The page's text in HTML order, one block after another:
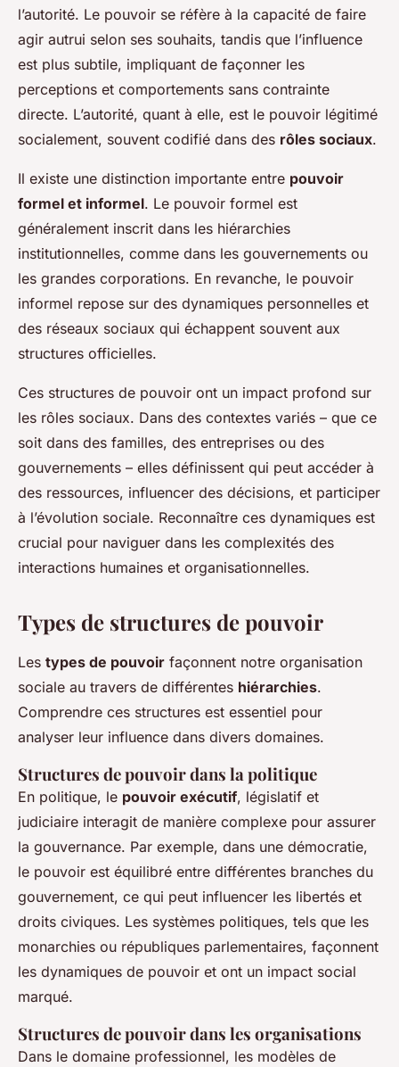
l’autorité. Le pouvoir se réfère à la capacité de faire
agir autrui selon ses souhaits, tandis que l’influence
est plus subtile, impliquant de façonner les
perceptions et comportements sans contrainte
directe. L’autorité, quant à elle, est le pouvoir légitimé
socialement, souvent codifié dans des rôles sociaux.
Il existe une distinction importante entre pouvoir
formel et informel. Le pouvoir formel est
généralement inscrit dans les hiérarchies
institutionnelles, comme dans les gouvernements ou
les grandes corporations. En revanche, le pouvoir
informel repose sur des dynamiques personnelles et
des réseaux sociaux qui échappent souvent aux
structures officielles.
Ces structures de pouvoir ont un impact profond sur
les rôles sociaux. Dans des contextes variés – que ce
soit dans des familles, des entreprises ou des
gouvernements – elles définissent qui peut accéder à
des ressources, influencer des décisions, et participer
à l’évolution sociale. Reconnaître ces dynamiques est
crucial pour naviguer dans les complexités des
interactions humaines et organisationnelles.
Types de structures de pouvoir
Les types de pouvoir façonnent notre organisation
sociale au travers de différentes hiérarchies.
Comprendre ces structures est essentiel pour
analyser leur influence dans divers domaines.
Structures de pouvoir dans la politique
En politique, le pouvoir exécutif, législatif et
judiciaire interagit de manière complexe pour assurer
la gouvernance. Par exemple, dans une démocratie,
le pouvoir est équilibré entre différentes branches du
gouvernement, ce qui peut influencer les libertés et
droits civiques. Les systèmes politiques, tels que les
monarchies ou républiques parlementaires, façonnent
les dynamiques de pouvoir et ont un impact social
marqué.
Structures de pouvoir dans les organisations
Dans le domaine professionnel, les modèles de